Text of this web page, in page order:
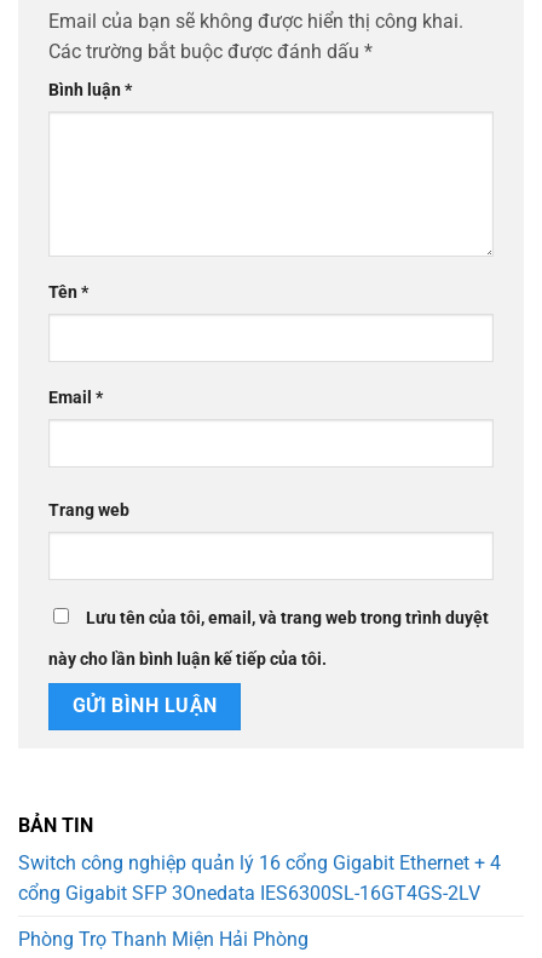
Email của bạn sẽ không được hiển thị công khai.
Các trường bắt buộc được đánh dấu *
Bình luận*
Tên*
Email *
Trang web
Lưu tên của tôi, email, và trang web trong trình duyệt
này cho lần bình luận kế tiếp của tôi.
BẢN TIN
Switch công nghiệp quản lý 16 cổng Gigabit Ethernet + 4
cổng Gigabit SFP 3Onedata IES6300SL-16GT4GS-2LV
Phòng Trọ Thanh Miện Hải Phòng